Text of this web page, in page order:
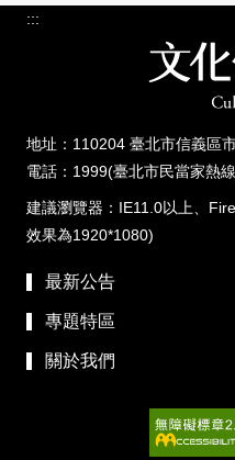
:::
地址：110204 臺北市信義區
電話：1999(臺北市民當家熱
建議瀏覽器：IE11.0以上、
效果為1920*1080)
最新公告
專題特區
關於我們